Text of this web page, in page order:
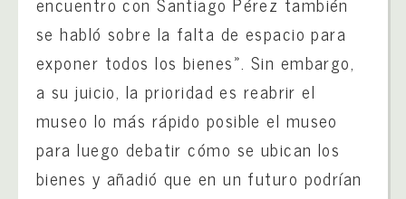
se habló sobre la falta de espacio para
exponer todos los bienes». Sin embargo,
a su juicio, la prioridad es reabrir el
museo lo más rápido posible el museo
para luego debatir cómo se ubican los
bienes y añadió que en un futuro podrían